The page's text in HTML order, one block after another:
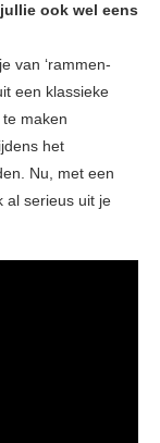
ook wel eens
van ‘rammen-
een klassieke
maken
het
Nu, met een
al serieus uit je